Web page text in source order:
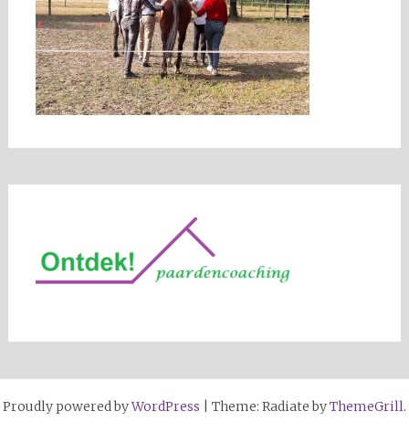
Proudly powered byWordPress Theme: Radiate byThemeGrill.